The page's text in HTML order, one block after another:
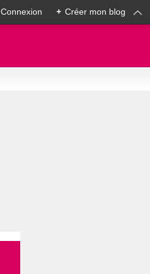
Connexion + Créer mon blog